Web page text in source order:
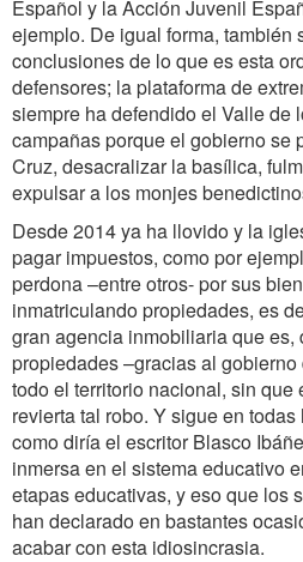
Español y la Acción Juvenil
ejemplo. De igual forma, también
conclusiones de lo que es esta
defensores; la plataforma de
siempre ha defendido el Valle de
campañas porque el gobierno se
Cruz, desacralizar la basílica,
expulsar a los monjes
Desde 2014 ya ha llovido y la
pagar impuestos, como por
perdona –entre otros- por sus
inmatriculando propiedades, es
gran agencia inmobiliaria que es,
propiedades –gracias al
todo el territorio nacional, sin que
revierta tal robo. Y sigue en
como diría el escritor Blasco
inmersa en el sistema educativo
etapas educativas, y eso que los
han declarado en bastantes
acabar con esta idiosincrasia.